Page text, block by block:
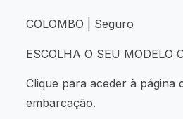
COLOMBO | Seguro
ESCOLHA O SEU MODELO
Clique para aceder à página
embarcação.